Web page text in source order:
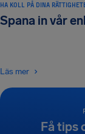
Få tips
HA KOLL PÅ DINA
Spana in vår
Läs mer